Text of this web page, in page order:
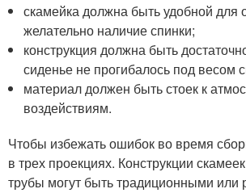
скамейка должна быть удобной для
желательно наличие спинки;
конструкция должна быть
сиденье не прогибалось под весом
материал должен быть стоек к
воздействиям.
Чтобы избежать ошибок во время
в трех проекциях. Конструкции
трубы могут быть традиционными или